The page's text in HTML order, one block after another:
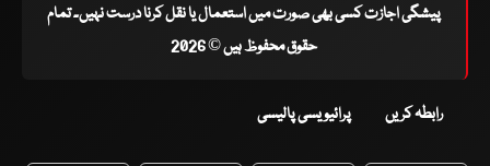
پیشگی اجازت کسی بھی صورت میں استعمال یا نقل کرنا درست نہیں۔ تمام
حقوق محفوظ ہیں © 2026
رابطہ کریں پرائیویسی پالیسی